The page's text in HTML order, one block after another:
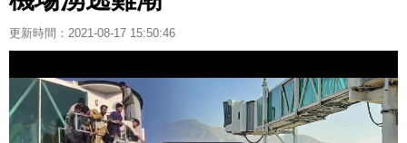
更新時間：2021-08-17 15:50:46